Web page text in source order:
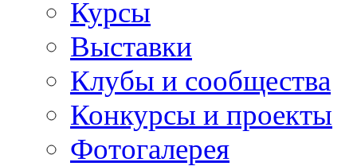
Курсы
Выставки
Клубы и сообщества
Конкурсы и проекты
Фотогалерея